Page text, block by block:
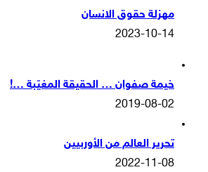
مهزلة حقوق الانسان
2023-10-14
خيمة صفوان … الحقيقة المغيّبة …!
2019-08-02
تحرير العالم من الأوربيين
2022-11-08